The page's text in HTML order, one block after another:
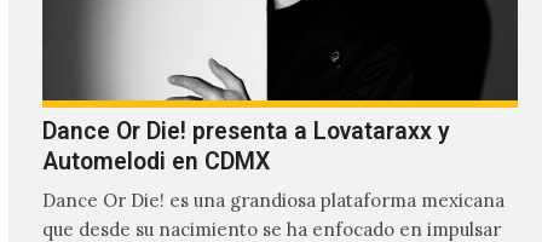
Dance Or Die! presenta a Lovataraxx y
Automelodi en CDMX
Dance Or Die! es una grandiosa plataforma mexicana
que desde su nacimiento se ha enfocado en impulsar